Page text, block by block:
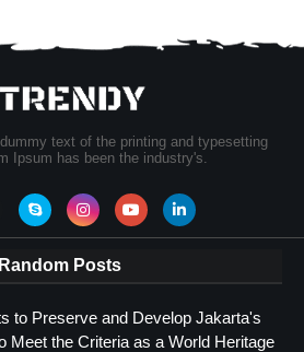
text of the printing and typesetting
Ipsum has been the industry's.
Random Posts
to Preserve and Develop Jakarta's
Meet the Criteria as a World Heritage